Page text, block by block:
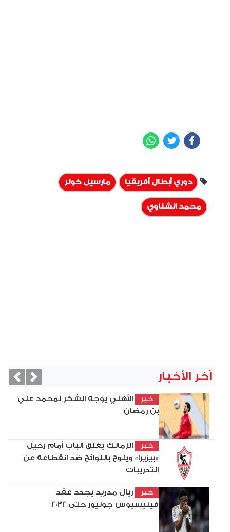
Facebook
Twitter
دوري أبطال أفريقيا مارسيل كولر
محمد الشناوي
آخر الأخبار
خبر
الأهلي يوجه الشكر لمحمد علي
بن رمضان
خبر
الزمالك يغلق الباب أمام رحيل
«بيزيرا» ويلوح باللوائح ضد انقطاعه عن
التدريبات
خبر
ريال مدريد يجدد عقد
فينيسيوس جونيور حتى 2032
Next